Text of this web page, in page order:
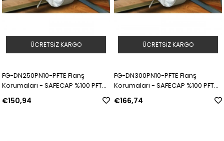
FG-DN250PN10-PFTE Flanş
Korumaları - SAFECAP %100 PFTE |
€150,94
ÜCRETSIZ KARGO
FG-DN300PN10-PFTE Flanş
Korumaları - SAFECAP %100 PFTE |
€166,74
ÜCRETSIZ KARGO